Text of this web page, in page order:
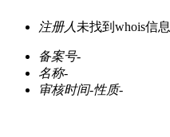
注册人 未找到whois信息
备案号-
名称-
审核时间-性质-